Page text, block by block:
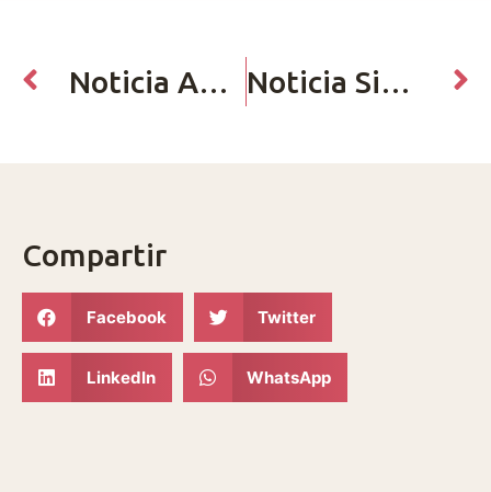
Noticia Anterior Noticia Siguiente
Compartir
Facebook Twitter
LinkedIn WhatsApp